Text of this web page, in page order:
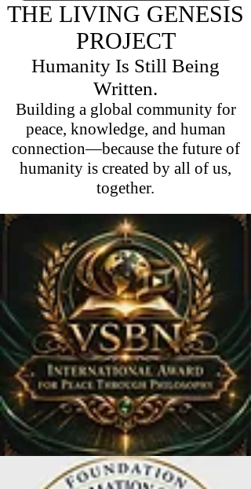
THE LIVING GENESIS
PROJECT
Humanity Is Still Being
Written.
Building a global community for
peace, knowledge, and human
connection—because the future of
humanity is created by all of us,
together.